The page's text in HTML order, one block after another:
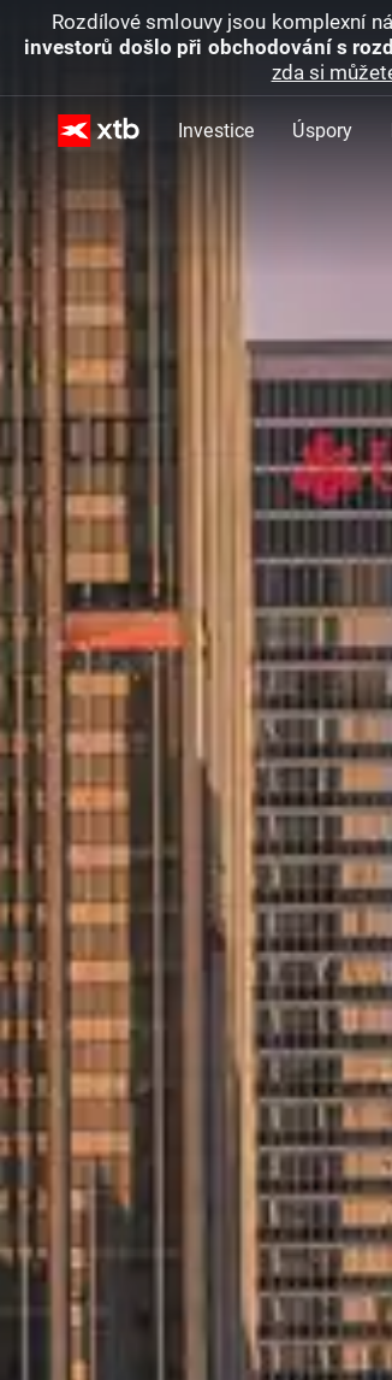
Rozdílové smlouvy jsou komplexní
investorů došlo při obchodování s
zda si
Investice Úspory